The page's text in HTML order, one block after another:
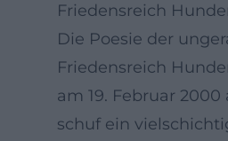
Friedensreich
Die Poesie der
Friedensreich
am 19. Februar
schuf ein